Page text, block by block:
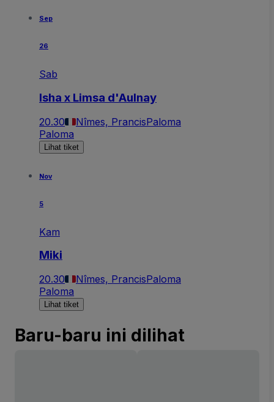
Sep
26
Sab
Isha x Limsa d'Aulnay
20.30 Nîmes, PrancisPaloma
Paloma
Lihat tiket
Nov
5
Kam
Miki
20.30 Nîmes, PrancisPaloma
Paloma
Lihat tiket
Baru-baru ini dilihat